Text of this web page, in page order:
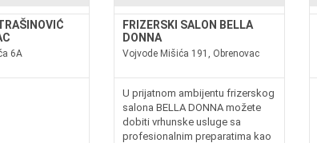
6A
FRIZERSKI SALON BELLA
DONNA
Vojvode Mišića 191, Obrenovac
U prijatnom ambijentu frizerskog
salona BELLA DONNA možete
dobiti vrhunske usluge sa
profesionalnim preparatima kao